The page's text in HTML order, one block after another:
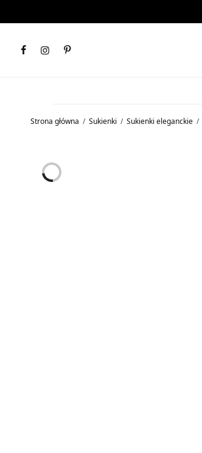
Strona główna / Sukienki / Sukienki eleganckie /